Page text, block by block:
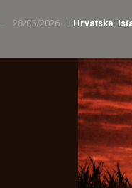
28/05/2026 u Hrvatska